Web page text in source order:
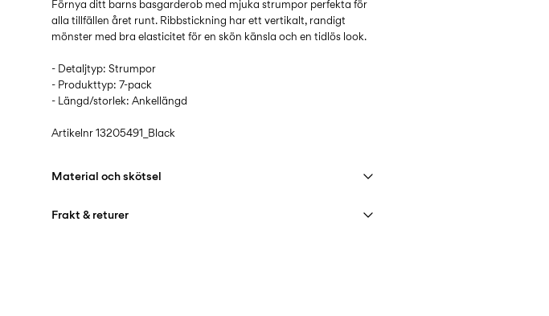
Förnya ditt barns basgarderob med mjuka strumpor perfekta för
alla tillfällen året runt. Ribbstickning har ett vertikalt, randigt
mönster med bra elasticitet för en skön känsla och en tidlös look.
- Detaljtyp: Strumpor
- Produkttyp: 7-pack
- Längd/storlek: Ankellängd
Artikelnr13205491_Black
Material och skötsel
Frakt & returer